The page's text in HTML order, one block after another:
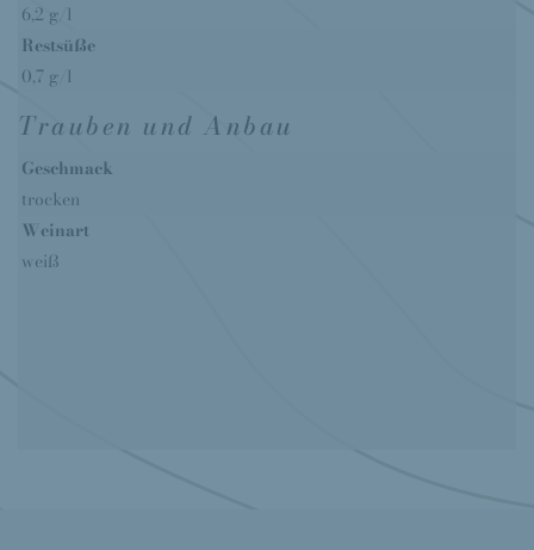
6,2 g/l
Restsüße
0,7 g/l
Trauben und Anbau
Geschmack
trocken
Weinart
weiß